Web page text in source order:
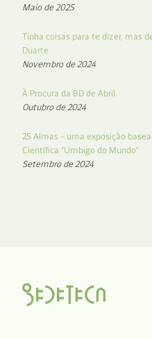
Maio de 2025
Tinha coisas para te dizer, mas
Duarte
Novembro de 2024
À Procura da BD de Abril
Outubro de 2024
25 Almas – uma exposição
Científica “Umbigo do Mundo”
Setembro de 2024